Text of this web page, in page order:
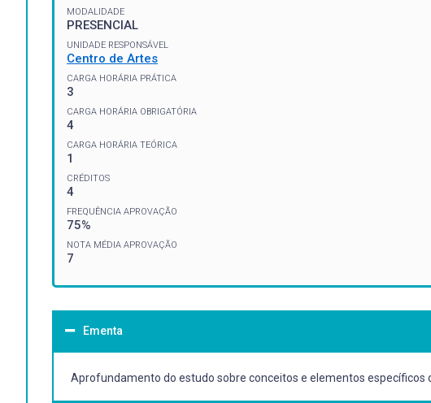
MODALIDADE
PRESENCIAL
UNIDADE RESPONSÁVEL
Centro de Artes
CARGA HORÁRIA PRÁTICA
3
CARGA HORÁRIA OBRIGATÓRIA
4
CARGA HORÁRIA TEÓRICA
1
CRÉDITOS
4
FREQUÊNCIA APROVAÇÃO
75%
NOTA MÉDIA APROVAÇÃO
7
Ementa
Aprofundamento do estudo sobre conceitos e elementos específicos